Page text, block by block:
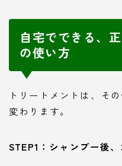
自宅でできる、
の使い方
トリートメントは、そ
変わります。
STEP1：シャンプー後